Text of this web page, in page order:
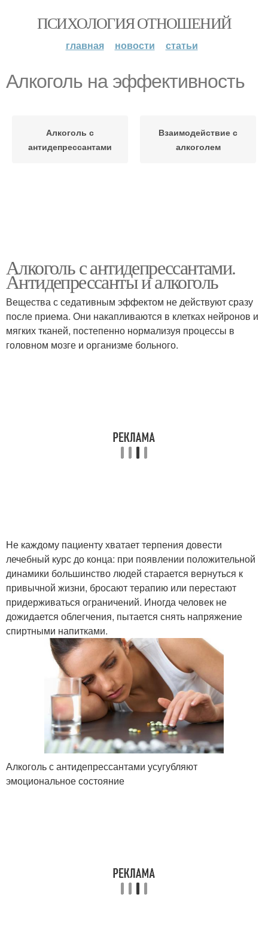
ПСИХОЛОГИЯ ОТНОШЕНИЙ
главная новости статьи
Алкоголь на эффективность
Алкоголь с
антидепрессантами
Взаимодействие с
алкоголем
Алкоголь с антидепрессантами.
Антидепрессанты и алкоголь
Вещества с седативным эффектом не действуют сразу
после приема. Они накапливаются в клетках нейронов и
мягких тканей, постепенно нормализуя процессы в
головном мозге и организме больного.
Не каждому пациенту хватает терпения довести
лечебный курс до конца: при появлении положительной
динамики большинство людей старается вернуться к
привычной жизни, бросают терапию или перестают
придерживаться ограничений. Иногда человек не
дожидается облегчения, пытается снять напряжение
спиртными напитками.
Алкоголь с антидепрессантами усугубляют
эмоциональное состояние